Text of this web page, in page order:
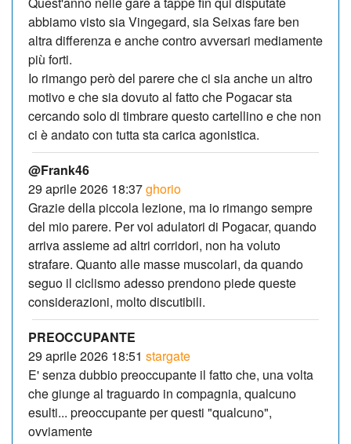
abbiamo visto sia Vingegard, sia Seixas fare ben
altra differenza e anche contro avversari mediamente
più forti.
Io rimango però del parere che ci sia anche un altro
motivo e che sia dovuto al fatto che Pogacar sta
cercando solo di timbrare questo cartellino e che non
ci è andato con tutta sta carica agonistica.
@Frank46
29 aprile 2026 18:37ghorio
Grazie della piccola lezione, ma io rimango sempre
del mio parere. Per voi adulatori di Pogacar, quando
arriva assieme ad altri corridori, non ha voluto
strafare. Quanto alle masse muscolari, da quando
seguo il ciclismo adesso prendono piede queste
considerazioni, molto discutibili.
PREOCCUPANTE
29 aprile 2026 18:51 stargate
E' senza dubbio preoccupante il fatto che, una volta
che giunge al traguardo in compagnia, qualcuno
esulti... preoccupante per questi "qualcuno",
ovviamente